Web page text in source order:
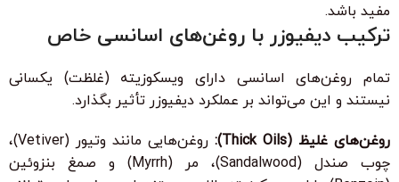
مفید باشد.
ترکیب دیفیوزر با روغن‌های اسانسی خاص
تمام روغن‌های اسانسی دارای ویسکوزیته (غلظت) یکسانی
نیستند و این می‌تواند بر عملکرد دیفیوزر تأثیر بگذارد.
روغن‌های غلیظ (Thick Oils):
روغن‌هایی مانند وتیور (Vetiver)،
چوب صندل (Sandalwood)، مر (Myrrh) و صمغ بنزوئین